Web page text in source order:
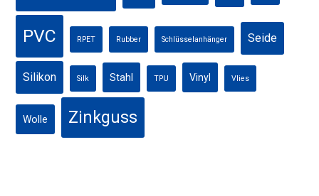
PVC RPET Rubber Schlüsselanhänger Seide
Silikon Silk Stahl TPU Vinyl Vlies
Wolle Zinkguss